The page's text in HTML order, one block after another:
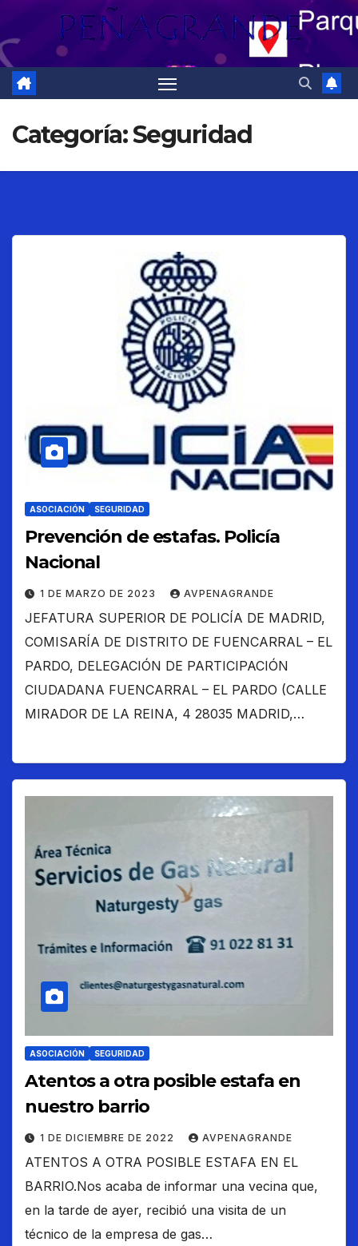
Categoría:Seguridad
ASOCIACIÓN SEGURIDAD
Prevención de estafas. Policía
Nacional
1 DE MARZO DE 2023 AVPENAGRANDE
JEFATURA SUPERIOR DE POLICÍA DE MADRID,
COMISARÍA DE DISTRITO DE FUENCARRAL – EL
PARDO, DELEGACIÓN DE PARTICIPACIÓN
CIUDADANA FUENCARRAL – EL PARDO (CALLE
MIRADOR DE LA REINA, 4 28035 MADRID,…
ASOCIACIÓN SEGURIDAD
Atentos a otra posible estafa en
nuestro barrio
1 DE DICIEMBRE DE 2022 AVPENAGRANDE
ATENTOS A OTRA POSIBLE ESTAFA EN EL
BARRIO.Nos acaba de informar una vecina que,
en la tarde de ayer, recibió una visita de un
técnico de la empresa de gas…